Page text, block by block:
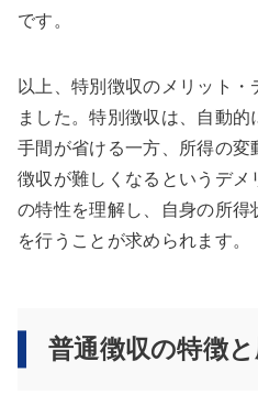
です。
以上、特別徴収のメリット
ました。特別徴収は、自動
手間が省ける一方、所得の
徴収が難しくなるというデメ
の特性を理解し、自身の所得
を行うことが求められます。
普通徴収の特徴と